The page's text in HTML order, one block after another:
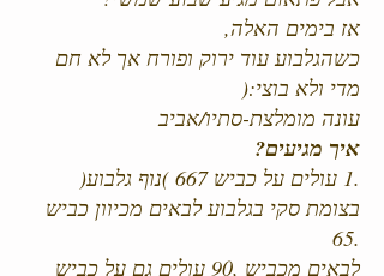
אז בימים האלה,
כשהגלבוע עוד ירוק ופורח אך לא חם
מדי ולא בוצי:(
עונה מומלצת-סתיו/אביב
איך מגיעים?
.1 עולים על כביש 667 )נוף גלבוע(
בצומת סקי בגלבוע לבאים מכיוון כביש
.65
לבאים מכביש ,90 עולים גם על כביש